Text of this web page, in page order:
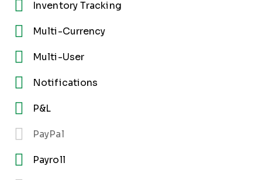
Inventory Tracking
Multi-Currency
Multi-User
Notifications
P&L
PayPal
Payroll